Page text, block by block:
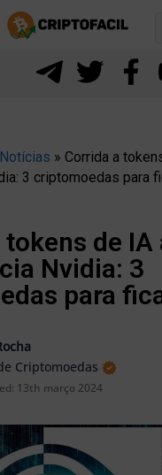
» Corrida a
3 criptomoedas para
de IA
Nvidia: 3
para
Criptomoedas
13th março 2024